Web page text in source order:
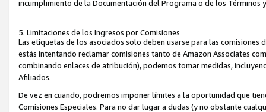
incumplimiento de la Documentación del Programa o de los Términos
5. Limitaciones de los Ingresos por Comisiones
Las etiquetas de los asociados solo deben usarse para las
estás intentando reclamar comisiones tanto de Amazon Associates
combinando enlaces de atribución), podemos tomar medidas,
Afiliados.
De vez en cuando, podremos imponer límites a la oportunidad que
Comisiones Especiales. Para no dar lugar a dudas (y no obstante